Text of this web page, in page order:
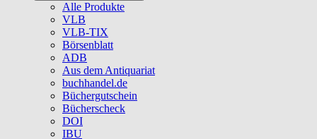
Alle Produkte
VLB
VLB-TIX
Börsenblatt
ADB
Aus dem Antiquariat
buchhandel.de
Büchergutschein
Bücherscheck
DOI
IBU